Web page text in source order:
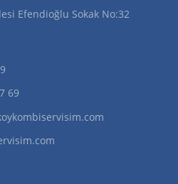
Efendioğlu Sokak No:32
69